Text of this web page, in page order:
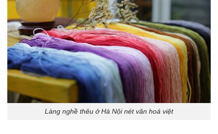
Làng nghề thêu ở Hà Nội nét văn hoá việt